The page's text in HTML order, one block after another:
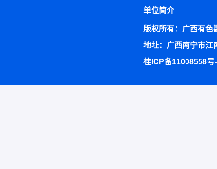
单位简介
版权所有：广西有色
地址：广西南宁市江
桂ICP备11008558号